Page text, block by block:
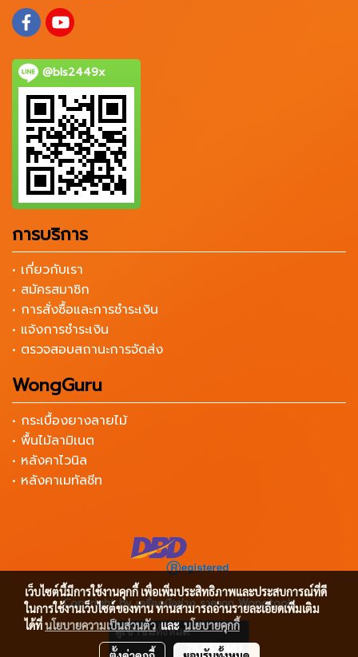
@bls2449x
การบริการ
• เกี่ยวกับเรา
• สมัครสมาชิก
• การสั่งซื้อและการชำระเงิน
• แจ้งการชำระเงิน
• ตรวจสอบสถานะการจัดส่ง
WongGuru
• กระเบื้องยางลายไม้
• พื้นไม้ลามิเนต
• หลังคาไวนิล
• หลังคาเมทัลชีท
Copyright by เครื่องมือช่าง ราคาถูก Wongtools
ผู้เข้าชมทั้งหมด
20,553,401
เว็บไซต์นี้มีการใช้งานคุกกี้ เพื่อเพิ่มประสิทธิภาพและประสบการณ์ที่ดี
ในการใช้งานเว็บไซต์ของท่าน ท่านสามารถอ่านรายละเอียดเพิ่มเติม
ได้ที่นโยบายความเป็นส่วนตัวและนโยบายคุกกี้